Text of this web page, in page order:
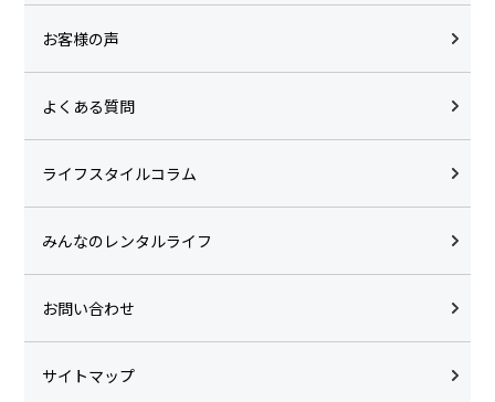
お客様の声
よくある質問
ライフスタイルコラム
みんなのレンタルライフ
お問い合わせ
サイトマップ